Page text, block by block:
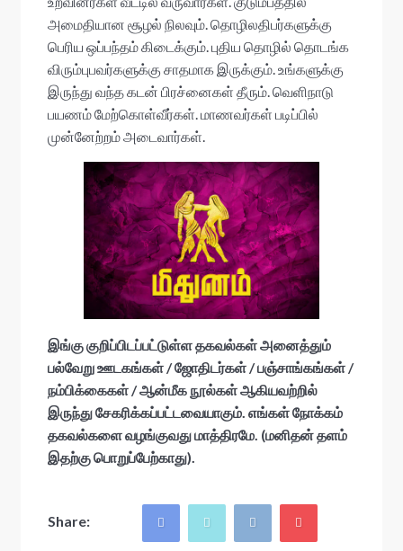
அமைதியான சூழல் நிலவும். தொழிலதிபர்களுக்கு
பெரிய ஒப்பந்தம் கிடைக்கும். புதிய தொழில் தொடங்க
விரும்புபவர்களுக்கு சாதமாக இருக்கும். உங்களுக்கு
இருந்து வந்த கடன் பிரச்னைகள் தீரும். வெளிநாடு
பயணம் மேற்கொள்வீர்கள். மாணவர்கள் படிப்பில்
முன்னேற்றம் அடைவார்கள்.
இங்கு குறிப்பிடப்பட்டுள்ள தகவல்கள் அனைத்தும்
பல்வேறு ஊடகங்கள் / ஜோதிடர்கள் / பஞ்சாங்கங்கள் /
நம்பிக்கைகள் / ஆன்மீக நூல்கள் ஆகியவற்றில்
இருந்து சேகரிக்கப்பட்டவையாகும். எங்கள் நோக்கம்
தகவல்களை வழங்குவது மாத்திரமே. (மனிதன் தளம்
இதற்கு பொறுப்பேற்காது).
Share: